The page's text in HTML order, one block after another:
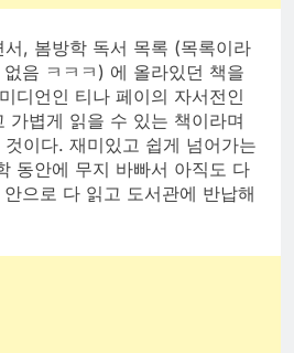
, 봄방학 독서 목록 (목록이라
음 ㅋㅋㅋ) 에 올라있던 책을
디언인 티나 페이의 자서전인
가볍게 읽을 수 있는 책이라며
이다. 재미있고 쉽게 넘어가는
동안에 무지 바빠서 아직도 다
으로 다 읽고 도서관에 반납해